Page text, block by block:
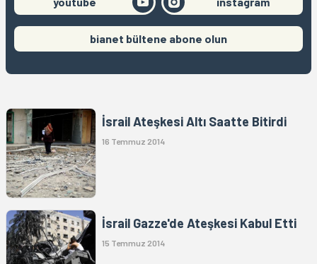
bianet bültene abone olun
İsrail Ateşkesi Altı Saatte Bitirdi
16 Temmuz 2014
İsrail Gazze'de Ateşkesi Kabul Etti
15 Temmuz 2014